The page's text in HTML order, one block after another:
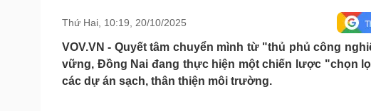
Pháp luật
Vụ án
Tin nóng
Quân sự - Quốc phòng
Vũ khí
Việt Nam
Thể
Thứ Hai, 10:19, 20/10/2025
VOV.VN - Quyết tâm chuyển mình từ "thủ phủ công
vững, Đồng Nai đang thực hiện một chiến lược "chọn
các dự án sạch, thân thiện môi trường.